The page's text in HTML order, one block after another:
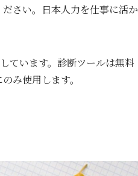
さい。日本人力を仕事に活か
ています。診断ツールは無料
み使用します。